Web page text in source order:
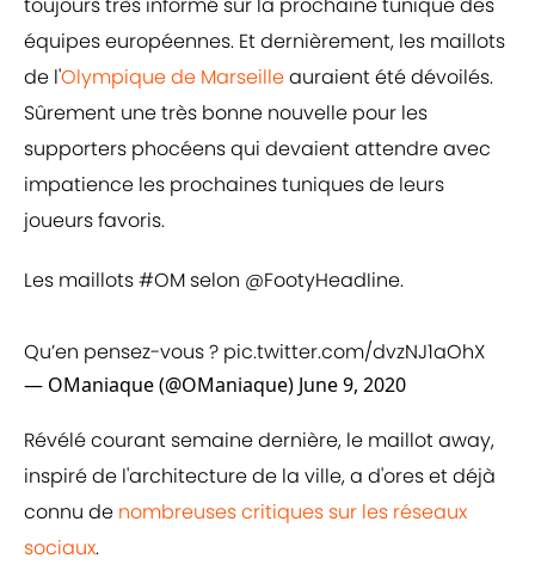
équipes européennes. Et dernièrement, les maillots
de l'Olympique de Marseilleauraient été dévoilés.
Sûrement une très bonne nouvelle pour les
supporters phocéens qui devaient attendre avec
impatience les prochaines tuniques de leurs
joueurs favoris.
Les maillots#OM selon @FootyHeadIine.
Qu’en pensez-vous ? pic.twitter.com/dvzNJ1aOhX
— OManiaque (@OManiaque) June 9, 2020
Révélé courant semaine dernière, le maillot away,
inspiré de l'architecture de la ville, a d'ores et déjà
connu de nombreuses critiques sur les réseaux
sociaux.